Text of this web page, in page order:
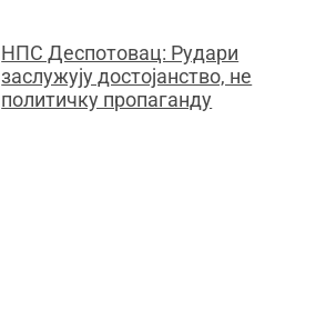
НПС Деспотовац: Рудари
заслужују достојанство, не
политичку пропаганду